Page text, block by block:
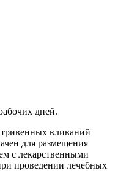
дней.
вливаний
для размещения
с лекарственными
проведении лечебных